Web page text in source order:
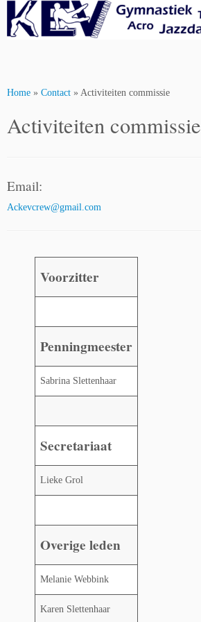
content
Home » Contact » Activiteiten commissie
Activiteiten commissie
Email:
Ackevcrew@gmail.com
Voorzitter
Penningmeester
Sabrina Slettenhaar
Secretariaat
Lieke Grol
Overige leden
Melanie Webbink
Karen Slettenhaar